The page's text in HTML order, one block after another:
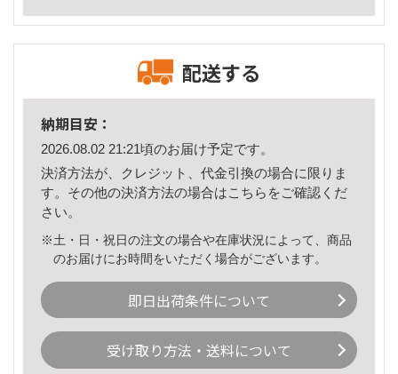
配送する
納期目安：
2026.08.02 21:21頃のお届け予定です。
決済方法が、クレジット、代金引換の場合に限りま
す。その他の決済方法の場合はこちら をご確認くだ
さい。
※土・日・祝日の注文の場合や在庫状況によって、商品
のお届けにお時間をいただく場合がございます。
即日出荷条件について
受け取り方法・送料について